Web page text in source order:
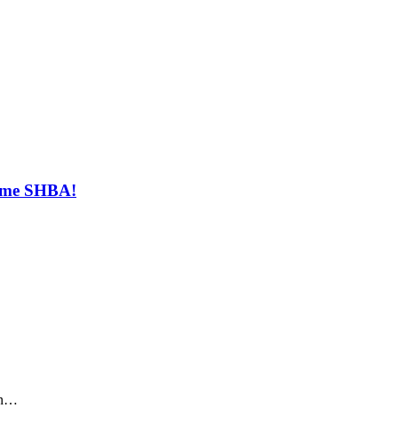
SHBA!